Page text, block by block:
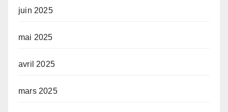
juin 2025
mai 2025
avril 2025
mars 2025